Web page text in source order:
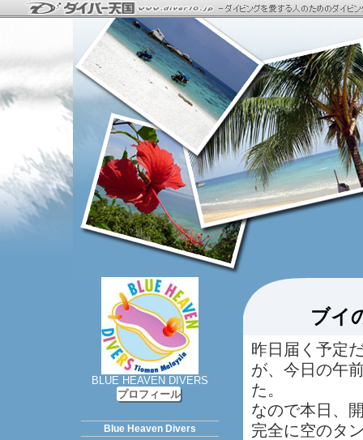
ブイ
昨日届く予定
が、今日の午
た。
なので本日、
完全に空のタ
BLUE HEAVEN DIVERS
プロフィール
Blue Heaven Divers